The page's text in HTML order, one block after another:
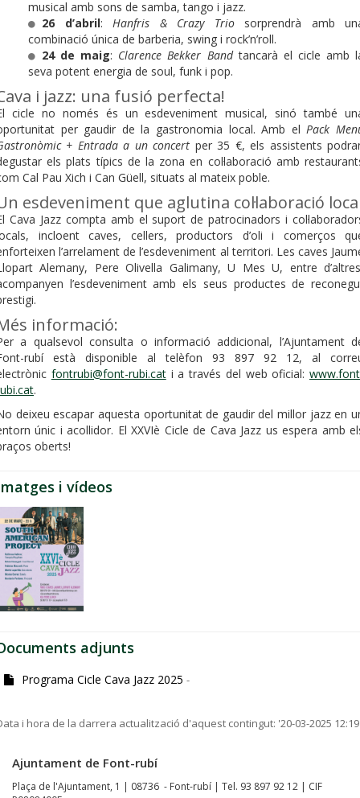
musical amb sons de samba, tango i jazz.
26 d’abril: Hanfris & Crazy Triosorprendrà amb
combinació única de barberia, swing i rock’n’roll.
24 de maig: Clarence Bekker Bandtancarà el cicle amb
seva potent energia de soul, funk i pop.
i jazz: una fusió perfecta!
cicle no només és un esdeveniment musical, sinó també
per gaudir de la gastronomia local. Amb elPack
+ Entrada a un concert per 35 €, els assistents
els plats típics de la zona en col·laboració amb
Cal Pau Xich i Can Güell, situats al mateix poble.
esdeveniment que aglutina col·laboració
Cava Jazz compta amb el suport de patrocinadors i
incloent caves, cellers, productors d’oli i comerços
l’arrelament de l’esdeveniment al territori. Les caves
Alemany, Pere Olivella Galimany, U Mes U, entre
l’esdeveniment amb els seus productes de
informació:
a qualsevol consulta o informació addicional, l’Ajuntament
rubí està disponible al telèfon 93 897 92 12, al
fontrubi@font-rubi.cati a través del web oficial:
.
deixeu escapar aquesta oportunitat de gaudir del millor jazz en
únic i acollidor. El XXVIè Cicle de Cava Jazz us espera amb
oberts!
i vídeos
adjunts
Programa Cicle Cava Jazz 2025 -
i hora de la darrera actualització d'aquest contingut: '20-03-2025 12:19
Ajuntament de Font-rubí
Plaça de l'Ajuntament, 1 | 08736 - Font-rubí | Tel. 93 897 92 12 | CIF